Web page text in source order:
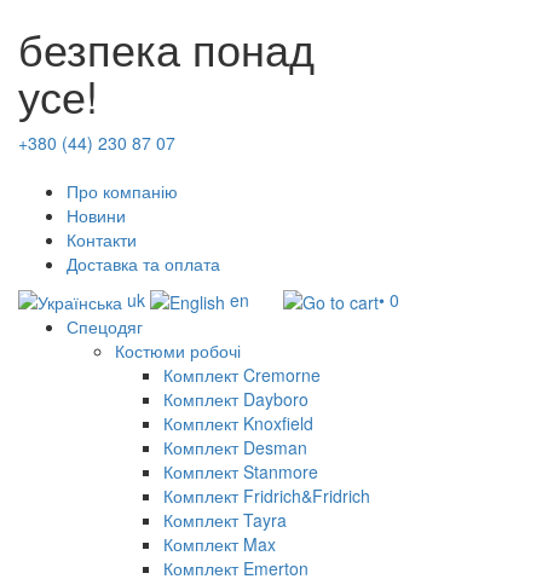
безпека понад
усе!
+380 (44) 230 87 07
Про компанію
Новини
Контакти
Доставка та оплата
uk
en
• 0
Спецодяг
Костюми робочі
Комплект Cremorne
Комплект Dayboro
Комплект Knoxfield
Комплект Desman
Комплект Stanmore
Комплект Fridrich&Fridrich
Комплект Tayra
Комплект Max
Комплект Emerton